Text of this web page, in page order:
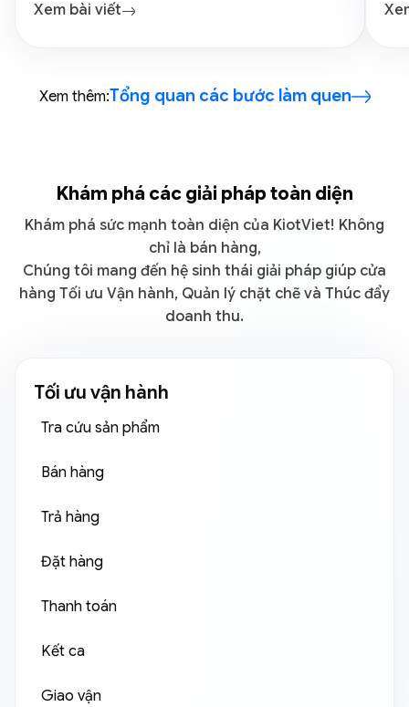
Xem bài viết
Xem thêm:Tổng quan các bước làm quen
Khám phá các giải pháp toàn diện
Khám phá sức mạnh toàn diện của KiotViet! Không
chỉ là bán hàng,
Chúng tôi mang đến hệ sinh thái giải pháp giúp cửa
hàng Tối ưu Vận hành, Quản lý chặt chẽ và Thúc đẩy
doanh thu.
Tối ưu vận hành
Tra cứu sản phẩm
Bán hàng
Trả hàng
Đặt hàng
Thanh toán
Kết ca
Giao vận